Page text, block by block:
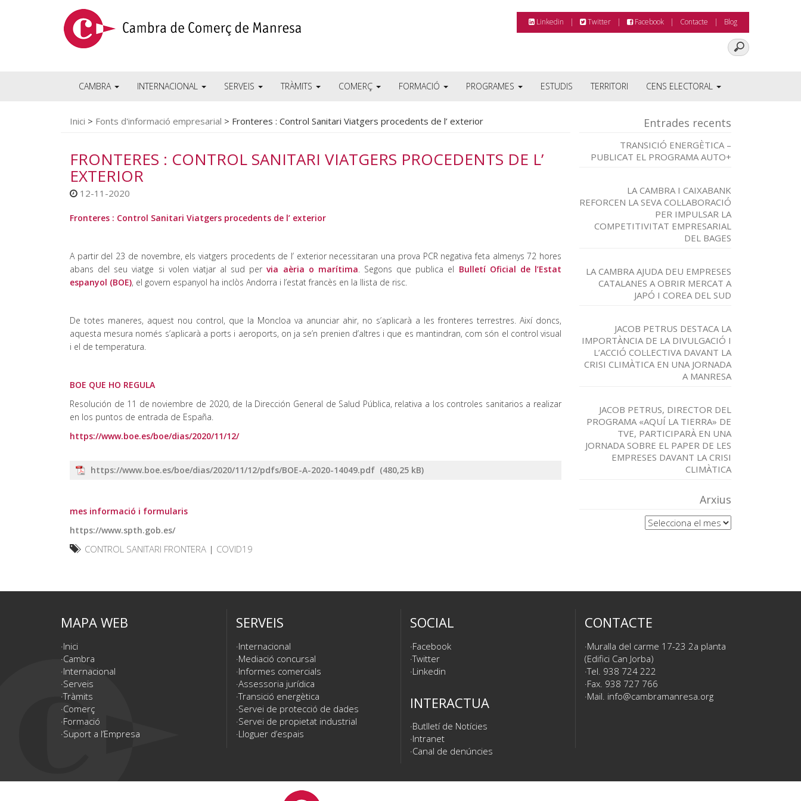
Linkedin Twitter Facebook Contacte Blog
CAMBRA INTERNACIONAL SERVEIS TRÀMITS COMERÇ FORMACIÓ PROGRAMES ESTUDIS TERRITORI CENS ELECTORAL
Inici > Fonts d'informació empresarial > Fronteres : Control Sanitari Viatgers procedents de l’ exterior
FRONTERES : CONTROL SANITARI VIATGERS PROCEDENTS DE L’
EXTERIOR
12-11-2020
Fronteres : Control Sanitari Viatgers procedents de l’ exterior
A partir del 23 de novembre, els viatgers procedents de l’ exterior necessitaran una prova PCR negativa feta almenys 72 hores
abans del seu viatge si volen viatjar al sud pervia aèria o marítima. Segons que publica el Bulletí Oficial de l’Estat
espanyol (BOE), el govern espanyol ha inclòs Andorra i l’estat francès en la llista de risc.
De totes maneres, aquest nou control, que la Moncloa va anunciar ahir, no s’aplicarà a les fronteres terrestres. Així doncs,
aquesta mesura només s’aplicarà a ports i aeroports, on ja se’n prenien d’altres i que es mantindran, com són el control visual
i el de temperatura.
BOE QUE HO REGULA
Resolución de 11 de noviembre de 2020, de la Dirección General de Salud Pública, relativa a los controles sanitarios a realizar
en los puntos de entrada de España.
https://www.boe.es/boe/dias/2020/11/12/
https://www.boe.es/boe/dias/2020/11/12/pdfs/BOE-A-2020-14049.pdf
mes informació i formularis
https://www.spth.gob.es/
CONTROL SANITARI FRONTERA | COVID19
Entrades recents
TRANSICIÓ ENERGÈTICA –
PUBLICAT EL PROGRAMA AUTO+
LA CAMBRA I CAIXABANK
REFORCEN LA SEVA COL·LABORACIÓ
PER IMPULSAR LA
COMPETITIVITAT EMPRESARIAL
DEL BAGES
LA CAMBRA AJUDA DEU EMPRESES
CATALANES A OBRIR MERCAT A
JAPÓ I COREA DEL SUD
JACOB PETRUS DESTACA LA
IMPORTÀNCIA DE LA DIVULGACIÓ I
L’ACCIÓ COL·LECTIVA DAVANT LA
CRISI CLIMÀTICA EN UNA JORNADA
A MANRESA
JACOB PETRUS, DIRECTOR DEL
PROGRAMA «AQUÍ LA TIERRA» DE
TVE, PARTICIPARÀ EN UNA
JORNADA SOBRE EL PAPER DE LES
EMPRESES DAVANT LA CRISI
CLIMÀTICA
Arxius
Arxius
MAPA WEB
Inici
Cambra
Internacional
Serveis
Tràmits
Comerç
Formació
Suport a l’Empresa
SERVEIS
Internacional
Mediació concursal
Informes comercials
Assessoria jurídica
Transició energètica
Servei de protecció de dades
Servei de propietat industrial
Lloguer d’espais
SOCIAL
Facebook
Twitter
Linkedin
INTERACTUA
Butlletí de Notícies
Intranet
Canal de denúncies
CONTACTE
Muralla del carme 17-23 2a planta
(Edifici Can Jorba)
Tel. 938 724 222
Fax. 938 727 766
Mail. info@cambramanresa.org